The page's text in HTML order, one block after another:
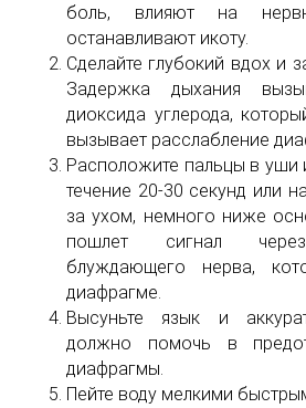
боль, влияют на
останавливают икоту.
Сделайте глубокий вдох и
Задержка дыхания
диоксида углерода,
вызывает расслабление
Расположите пальцы в уши
течение 20-30 секунд или
за ухом, немного ниже
пошлет сигнал
блуждающего нерва,
диафрагме.
Высуньте язык и
должно помочь в
диафрагмы.
Пейте воду мелкими